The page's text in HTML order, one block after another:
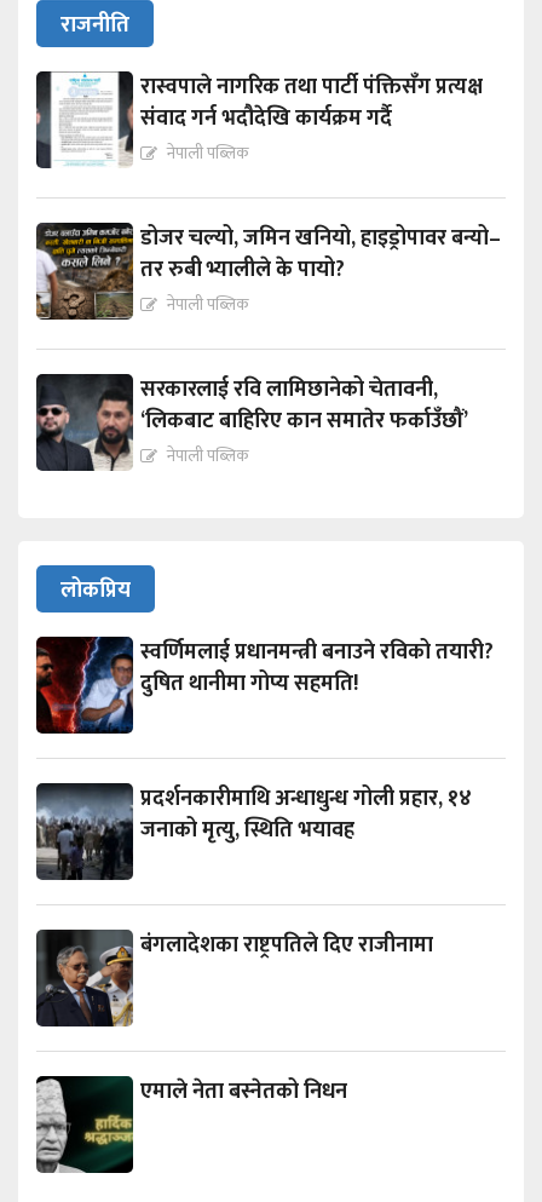
राजनीति
रास्वपाले नागरिक तथा पार्टी पंक्तिसँग प्रत्यक्ष
संवाद गर्न भदौदेखि कार्यक्रम गर्दै
नेपाली पब्लिक
डोजर चल्यो, जमिन खनियो, हाइड्रोपावर बन्यो–
तर रुबी भ्यालीले के पायो?
नेपाली पब्लिक
सरकारलाई रवि लामिछानेको चेतावनी,
‘लिकबाट बाहिरिए कान समातेर फर्काउँछौं’
नेपाली पब्लिक
लोकप्रिय
स्वर्णिमलाई प्रधानमन्त्री बनाउने रविको तयारी?
दुषित थानीमा गोप्य सहमति!
प्रदर्शनकारीमाथि अन्धाधुन्ध गोली प्रहार, १४
जनाको मृत्यु, स्थिति भयावह
बंगलादेशका राष्ट्रपतिले दिए राजीनामा
एमाले नेता बस्नेतको निधन